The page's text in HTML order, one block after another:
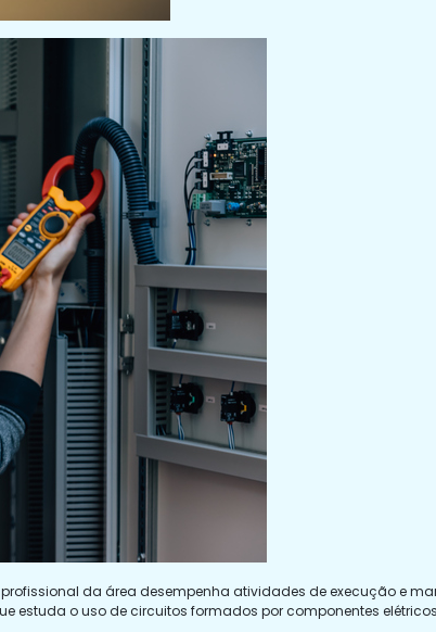
da área desempenha atividades de execução e
estuda o uso de circuitos formados por componentes